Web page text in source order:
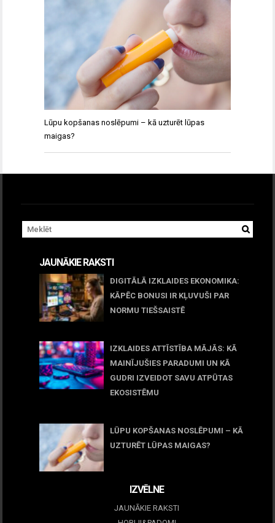
Lūpu kopšanas noslēpumi – kā uzturēt lūpas
maigas?
JAUNĀKIE RAKSTI
DIGITĀLĀ IZKLAIDES EKONOMIKA:
KĀPĒC BONUSI IR KĻUVUŠI PAR
NORMU TIEŠSAISTĒ
IZKLAIDES ATTĪSTĪBA MĀJĀS: KĀ
MAINĪJUŠIES PARADUMI UN KĀ
GUDRI IZVEIDOT SAVU ATPŪTAS
EKOSISTĒMU
LŪPU KOPŠANAS NOSLĒPUMI – KĀ
UZTURĒT LŪPAS MAIGAS?
IZVĒLNE
JAUNĀKIE RAKSTI